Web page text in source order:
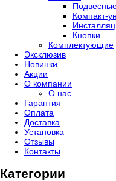
Компакт-
Кнопки
Комплектующие
Эксклюзив
Новинки
Акции
О компании
О нас
Гарантия
Оплата
Доставка
Установка
Отзывы
Контакты
Категории